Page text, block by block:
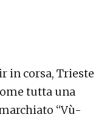
in corsa, Trieste
tutta una
“Vù-